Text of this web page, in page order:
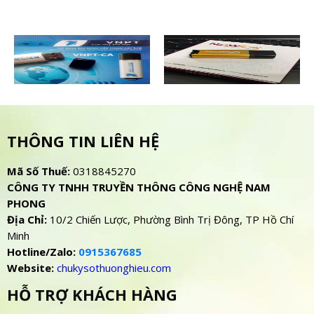
THÔNG TIN LIÊN HỆ
Mã Số Thuế: 0318845270
CÔNG TY TNHH TRUYỀN THÔNG CÔNG NGHỆ NAM
PHONG
Địa Chỉ: 10/2 Chiến Lược, Phường Bình Trị Đông, TP Hồ Chí
Minh
Hotline/Zalo: 0915367685
Website: chukysothuonghieu.com
HỖ TRỢ KHÁCH HÀNG